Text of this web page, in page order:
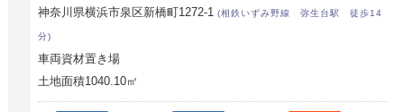
神奈川県横浜市泉区新橋町1272-1(相鉄いずみ野線 弥生台駅 徒歩14
分)
車両資材置き場
土地面積1040.10㎡